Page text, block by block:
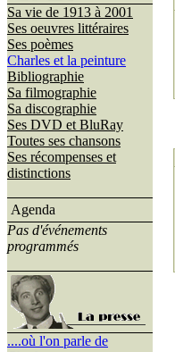
Sa vie de 1913 à 2001
Ses oeuvres littéraires
Ses poèmes
Charles et la peinture
Bibliographie
Sa filmographie
Sa discographie
Ses DVD et BluRay
Toutes ses chansons
Ses récompenses et
distinctions
Agenda
Pas d'événements
programmés
....où l'on parle de